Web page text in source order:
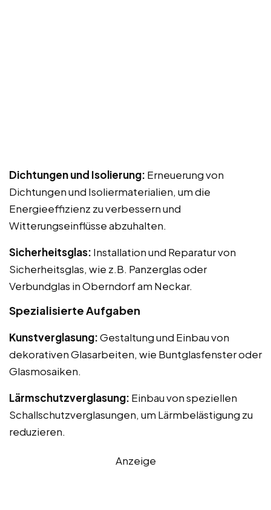
Dichtungen und Isolierung: Erneuerung von
Dichtungen und Isoliermaterialien, um die
Energieeffizienz zu verbessern und
Witterungseinflüsse abzuhalten.
Sicherheitsglas: Installation und Reparatur von
Sicherheitsglas, wie z.B. Panzerglas oder
Verbundglas in Oberndorf am Neckar.
Spezialisierte Aufgaben
Kunstverglasung:Gestaltung und Einbau von
dekorativen Glasarbeiten, wie Buntglasfenster oder
Glasmosaiken.
Lärmschutzverglasung: Einbau von speziellen
Schallschutzverglasungen, um Lärmbelästigung zu
reduzieren.
Anzeige